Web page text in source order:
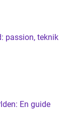
passion, teknik
En guide